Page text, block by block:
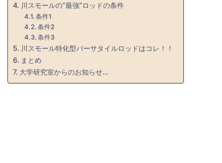
川スモールの“最強”ロッドの条件
条件1
条件2
条件3
川スモール特化型バーサタイルロッドはコレ！！
まとめ
大学研究室からのお知らせ…